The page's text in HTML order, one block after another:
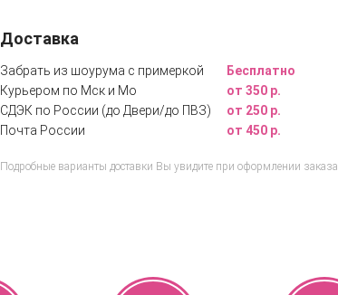
Доставка
Забрать из шоурума с примеркой
Бесплатно
Курьером по Мск и Мо
от 350 р.
СДЭК по России (до Двери/до ПВЗ)
от 250 р.
Почта России
от 450 р.
Подробные варианты доставки Вы увидите при оформлении заказа